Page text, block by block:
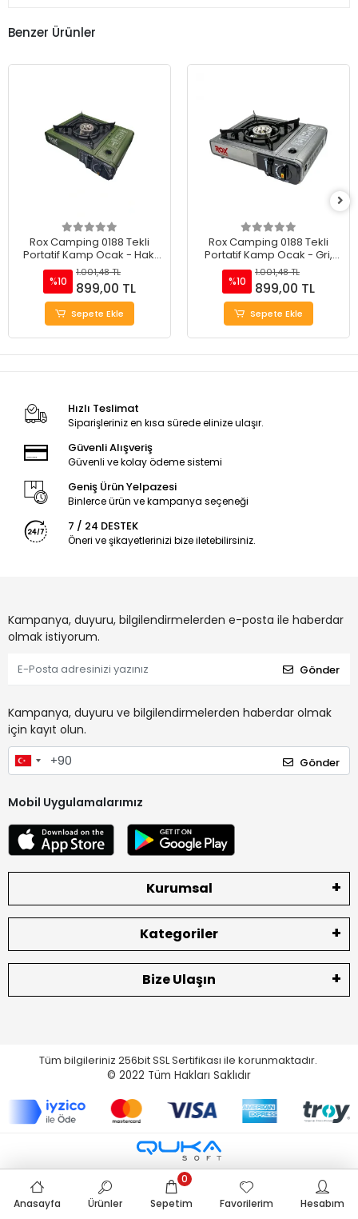
Benzer Ürünler
Rox Camping 0188 Tekli
Portatif Kamp Ocak - Haki
Yeşil, Rüzgarlıklı, Ekstra Gaz
Girişli
%10
1.001,48 TL
899,00 TL
Sepete Ekle
Rox Camping 0188 Tekli
Portatif Kamp Ocak - Gri,
Rüzgarlıklı, Ekstra Gaz Girişli
%10
1.001,48 TL
899,00 TL
Sepete Ekle
Hızlı Teslimat
Siparişleriniz en kısa sürede elinize ulaşır.
Güvenli Alışveriş
Güvenli ve kolay ödeme sistemi
Geniş Ürün Yelpazesi
Binlerce ürün ve kampanya seçeneği
7 / 24 DESTEK
Öneri ve şikayetlerinizi bize iletebilirsiniz.
Kampanya, duyuru, bilgilendirmelerden e-posta ile haberdar
olmak istiyorum.
Gönder
Kampanya, duyuru ve bilgilendirmelerden haberdar olmak
için kayıt olun.
Gönder
Mobil Uygulamalarımız
Kurumsal
Kategoriler
Bize Ulaşın
Tüm bilgileriniz 256bit SSL Sertifikası ile korunmaktadır.
© 2022 Tüm Hakları Saklıdır
Anasayfa Ürünler Sepetim
0
Favorilerim
Hesabım